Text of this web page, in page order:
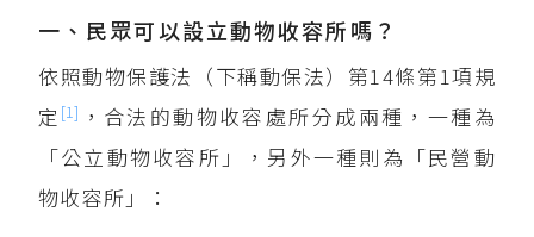
一、民眾可以設立動物收容所嗎？
依照動物保護法（下稱動保法）第14條第1項規
定 [1] ，合法的動物收容處所分成兩種，一種為
「公立動物收容所」，另外一種則為「民營動
物收容所」：